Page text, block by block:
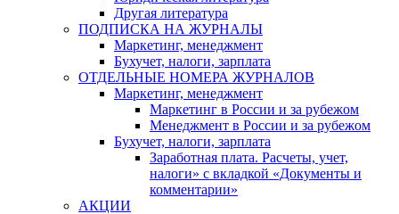
Другая литература
ПОДПИСКА НА ЖУРНАЛЫ
Маркетинг, менеджмент
Бухучет, налоги, зарплата
ОТДЕЛЬНЫЕ НОМЕРА ЖУРНАЛОВ
Маркетинг, менеджмент
Маркетинг в России и за рубежом
Менеджмент в России и за рубежом
Бухучет, налоги, зарплата
Заработная плата. Расчеты, учет,
налоги» с вкладкой «Документы и
комментарии»
АКЦИИ